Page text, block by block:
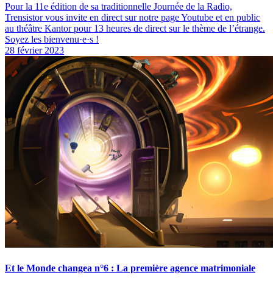
Pour la 11e édition de sa traditionnelle Journée de la Radio,
Trensistor vous invite en direct sur notre page Youtube et en public
au théâtre Kantor pour 13 heures de direct sur le thème de l’étrange.
Soyez les bienvenu·e·s !
28 février 2023
Et le Monde changea n°6 : La première agence matrimoniale